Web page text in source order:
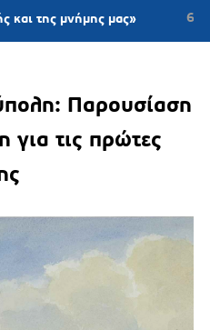
μνήμης μας» 6 ώρες πριν
Παρουσίαση
για τις πρώτες